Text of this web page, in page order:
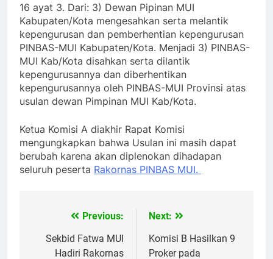
16 ayat 3. Dari: 3) Dewan Pipinan MUI
Kabupaten/Kota mengesahkan serta melantik
kepengurusan dan pemberhentian kepengurusan
PINBAS-MUI Kabupaten/Kota. Menjadi 3) PINBAS-
MUI Kab/Kota disahkan serta dilantik
kepengurusannya dan diberhentikan
kepengurusannya oleh PINBAS-MUI Provinsi atas
usulan dewan Pimpinan MUI Kab/Kota.
Ketua Komisi A diakhir Rapat Komisi
mengungkapkan bahwa Usulan ini masih dapat
berubah karena akan diplenokan dihadapan
seluruh peserta Rakornas PINBAS MUI.
Navigasi
pos
Previous:
Sekbid Fatwa MUI
Hadiri Rakornas
Next:
Komisi B Hasilkan 9
Proker pada